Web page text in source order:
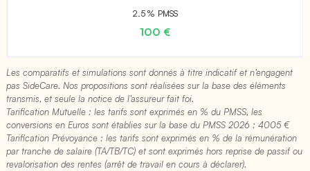
2.5 % PMSS
100 €
Les comparatifs et simulations sont donnés à titre indicatif et n’engagent
pas SideCare. Nos propositions sont réalisées sur la base des éléments
transmis, et seule la notice de l’assureur fait foi.
Tarification Mutuelle : les tarifs sont exprimés en % du PMSS, les
conversions en Euros sont établies sur la base du PMSS 2026 : 4005 €​
Tarification Prévoyance : les tarifs sont exprimés en % de la rémunération
par tranche de salaire (TA/TB/TC) et sont exprimés hors reprise de passif ou
revalorisation des rentes (arrêt de travail en cours à déclarer).